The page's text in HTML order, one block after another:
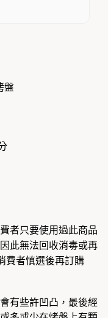
盤
者只要使用過此商品
此無法回收消毒或再
費者慎選後再訂購
有些許凹凸，最後經